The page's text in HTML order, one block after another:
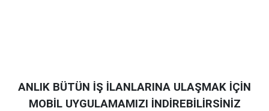
ANLIK BÜTÜN İŞ İLANLARINA ULAŞMAK İÇİN
MOBİL UYGULAMAMIZI İNDİREBİLİRSİNİZ